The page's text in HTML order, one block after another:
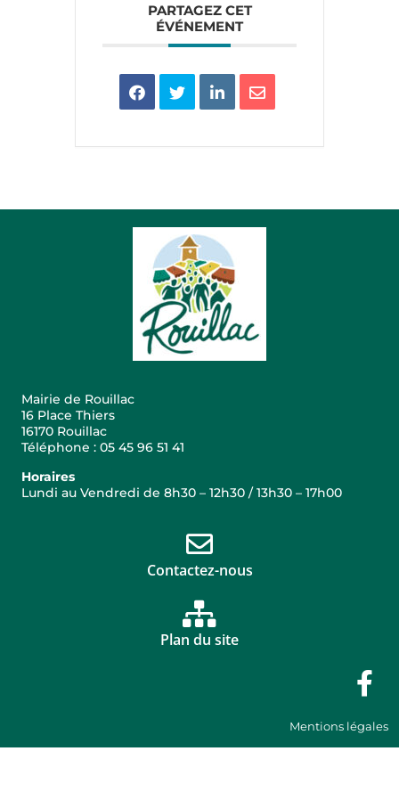
PARTAGEZ CET
ÉVÉNEMENT
Mairie de Rouillac
16 Place Thiers
16170 Rouillac
Téléphone : 05 45 96 51 41
Horaires
Lundi au Vendredi de 8h30 – 12h30 / 13h30 – 17h00
Contactez-nous
Plan du site
Mentions légales